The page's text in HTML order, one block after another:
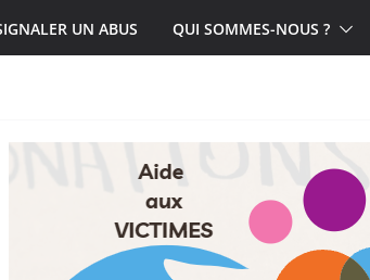
UN ABUS QUI SOMMES-NOUS ?